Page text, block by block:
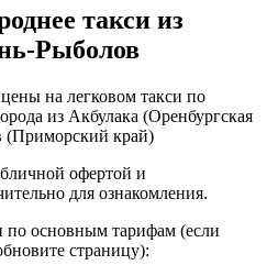
такси из
Рыболов
на легковом такси по
из Акбулака (Оренбургская
(Приморский край)
офертой и
для ознакомления.
по основным тарифам (если
страницу):